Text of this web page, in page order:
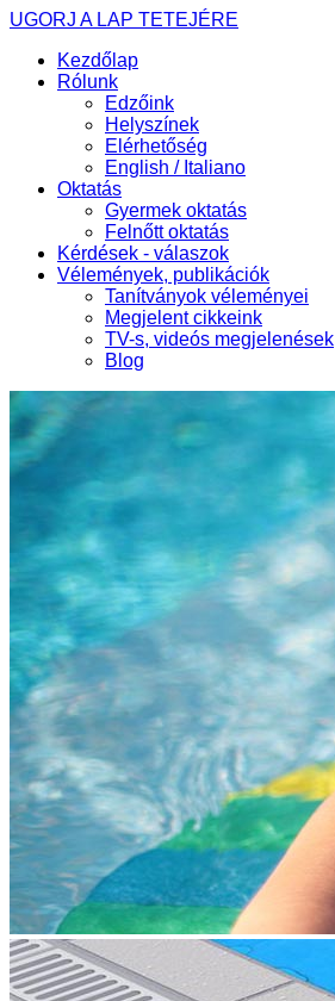
UGORJ A LAP TETEJÉRE
Kezdőlap
Rólunk
Edzőink
Helyszínek
Elérhetőség
English / Italiano
Oktatás
Gyermek oktatás
Felnőtt oktatás
Kérdések - válaszok
Vélemények, publikációk
Tanítványok véleményei
Megjelent cikkeink
TV-s, videós megjelenések
Blog